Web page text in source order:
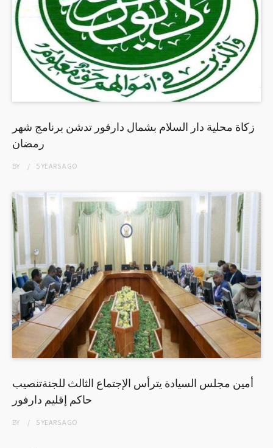
زكاة محلية دار السلام بشمال دارفور تدشن برنامج شهر
رمضان
BY 5 YEARSAGO
أمين مجلس السيادة يترأس الإجتماع الثالث للجنةتنصيب
حاكم إقليم دارفور
BY 5 YEARSAGO